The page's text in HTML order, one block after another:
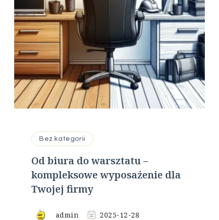
Bez kategorii
Od biura do warsztatu –
kompleksowe wyposażenie dla
Twojej firmy
admin 2025-12-28